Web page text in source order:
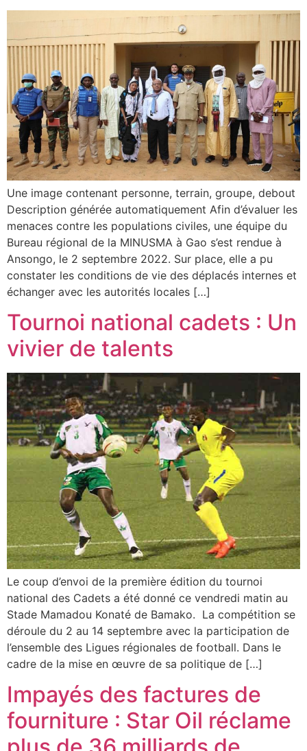
Une image contenant personne, terrain, groupe, debout
Description générée automatiquement Afin d’évaluer les
menaces contre les populations civiles, une équipe du
Bureau régional de la MINUSMA à Gao s’est rendue à
Ansongo, le 2 septembre 2022. Sur place, elle a pu
constater les conditions de vie des déplacés internes et
échanger avec les autorités locales […]
Tournoi national cadets : Un
vivier de talents
Le coup d’envoi de la première édition du tournoi
national des Cadets a été donné ce vendredi matin au
Stade Mamadou Konaté de Bamako. La compétition se
déroule du 2 au 14 septembre avec la participation de
l’ensemble des Ligues régionales de football. Dans le
cadre de la mise en œuvre de sa politique de […]
Impayés des factures de
fourniture : Star Oil réclame